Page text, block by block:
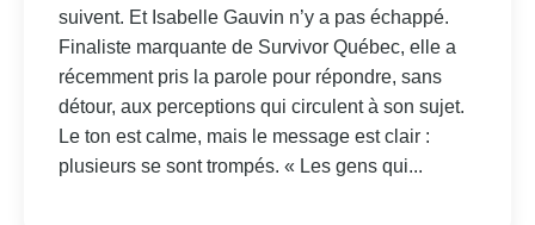
suivent. Et Isabelle Gauvin n’y a pas échappé.
Finaliste marquante de Survivor Québec, elle a
récemment pris la parole pour répondre, sans
détour, aux perceptions qui circulent à son sujet.
Le ton est calme, mais le message est clair :
plusieurs se sont trompés. « Les gens qui...